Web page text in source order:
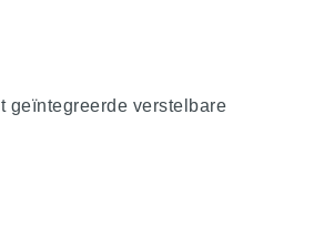
geïntegreerde verstelbare